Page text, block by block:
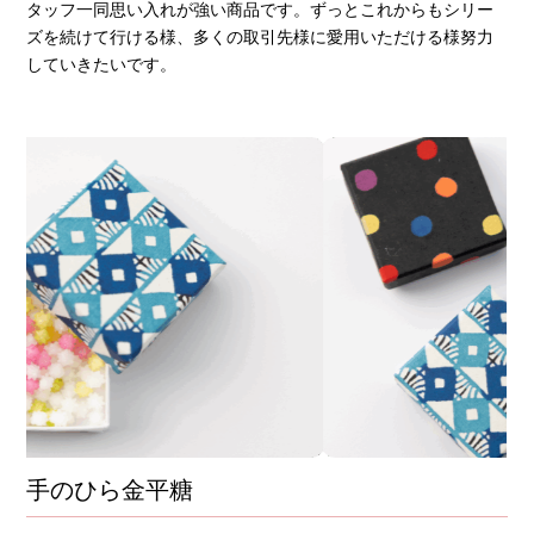
タッフ一同思い入れが強い商品です。ずっとこれからもシリー
ズを続けて行ける様、多くの取引先様に愛用いただける様努力
していきたいです。
手のひら金平糖